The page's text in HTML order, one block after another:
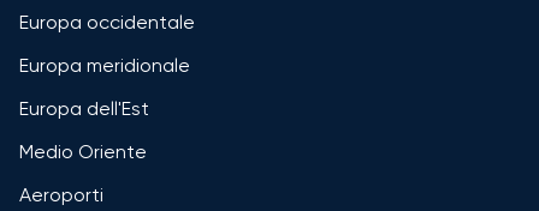
Europa occidentale
Europa meridionale
Europa dell'Est
Medio Oriente
Aeroporti